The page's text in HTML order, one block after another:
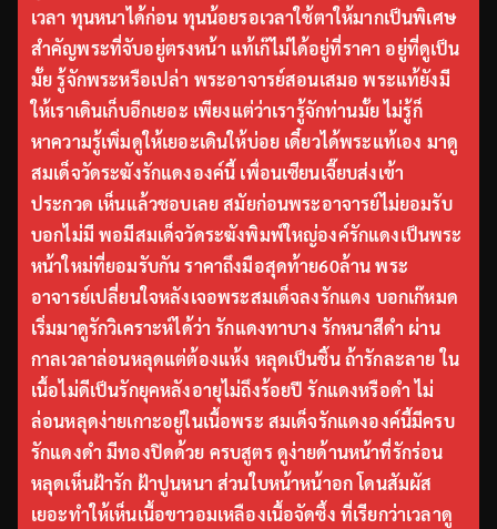
เวลา ทุนหนาได้ก่อน ทุนน้อยรอเวลาใช้ตาให้มากเป็นพิเศษ
สำคัญพระที่จับอยู่ตรงหน้า แท้เก๊ไม่ได้อยู่ที่ราคา อยู่ที่ดูเป็น
มั้ย รู้จักพระหรือเปล่า พระอาจารย์สอนเสมอ พระแท้ยังมี
ให้เราเดินเก็บอีกเยอะ เพียงแต่ว่าเรารู้จักท่านมั้ย ไม่รู้ก็
หาความรู้เพิ่มดูให้เยอะเดินให้บ่อย เดี๋ยวได้พระแท้เอง มาดู
สมเด็จวัดระฆังรักแดงองค์นี้ เพื่อนเซียนเจี๊ยบส่งเข้า
ประกวด เห็นแล้วชอบเลย สมัยก่อนพระอาจารย์ไม่ยอมรับ
บอกไม่มี พอมีสมเด็จวัดระฆังพิมพ์ใหญ่องค์รักแดงเป็นพระ
หน้าใหม่ที่ยอมรับกัน ราคาถึงมือสุดท้าย60ล้าน พระ
อาจารย์เปลี่ยนใจหลังเจอพระสมเด็จลงรักแดง บอกเก๊หมด
เริ่มมาดูรักวิเคราะห์ได้ว่า รักแดงทาบาง รักหนาสีดำ ผ่าน
กาลเวลาล่อนหลุดแต่ต้องแห้ง หลุดเป็นชิ้น ถ้ารักละลาย ใน
เนื้อไม่ดีเป็นรักยุคหลังอายุไม่ถึงร้อยปี รักแดงหรือดำ ไม่
ล่อนหลุดง่ายเกาะอยู่ในเนื้อพระ สมเด็จรักแดงองค์นี้มีครบ
รักแดงดำ มีทองปิดด้วย ครบสูตร ดูง่ายด้านหน้าที่รักร่อน
หลุดเห็นฝ้ารัก ฝ้าปูนหนา ส่วนใบหน้าหน้าอก โดนสัมผัส
เยอะทำให้เห็นเนื้อขาวอมเหลืองเนื้อจัดซึ้ง ที่เรียกว่าเวลาดู